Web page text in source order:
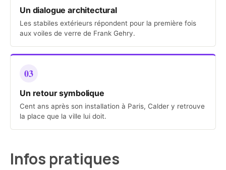
Un dialogue architectural
Les stabiles extérieurs répondent pour la première fois
aux voiles de verre de Frank Gehry.
03
Un retour symbolique
Cent ans après son installation à Paris, Calder y retrouve
la place que la ville lui doit.
Infos pratiques